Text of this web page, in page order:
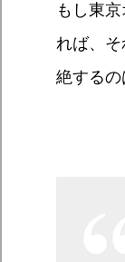
もし東
れば、
絶するの